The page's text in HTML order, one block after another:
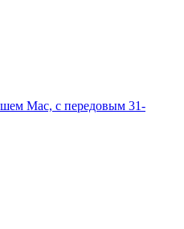
Mac, с передовым 31-